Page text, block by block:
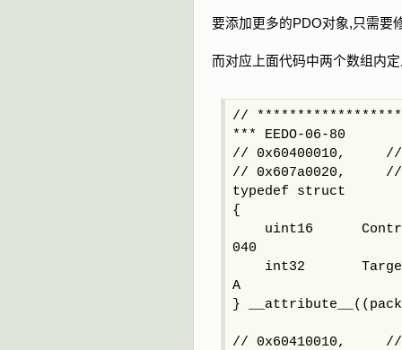
要添加更多的PDO对象,只需要
而对应上面代码中两个数组内
//
*** EEDO-06-80
// 0x60400010, //
// 0x607a0020, //
typedef struct
{
uint16
040
int32
A
}
// 0x60410010, //